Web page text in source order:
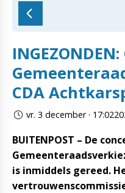
CDA
vr. 3 december ·
BUITENPOST – De
is inmiddels gereed.